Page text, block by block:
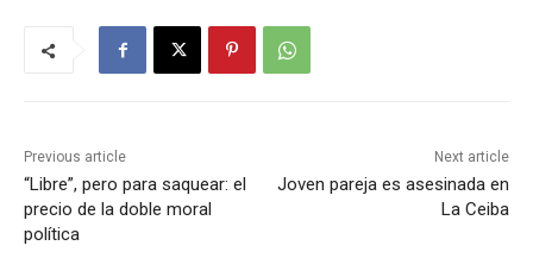
Previous article
“Libre”, pero para saquear: el
precio de la doble moral
política
Next article
Joven pareja es asesinada en
La Ceiba